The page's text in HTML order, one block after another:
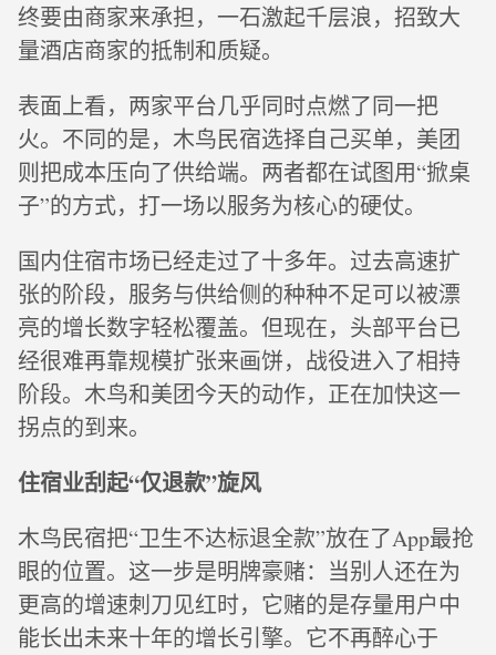
终要由商家来承担，一石激起千层浪，招致大
量酒店商家的抵制和质疑。
表面上看，两家平台几乎同时点燃了同一把
火。不同的是，木鸟民宿选择自己买单，美团
则把成本压向了供给端。两者都在试图用“掀桌
子”的方式，打一场以服务为核心的硬仗。
国内住宿市场已经走过了十多年。过去高速扩
张的阶段，服务与供给侧的种种不足可以被漂
亮的增长数字轻松覆盖。但现在，头部平台已
经很难再靠规模扩张来画饼，战役进入了相持
阶段。木鸟和美团今天的动作，正在加快这一
拐点的到来。
住宿业刮起“仅退款”旋风
木鸟民宿把“卫生不达标退全款”放在了App最抢
眼的位置。这一步是明牌豪赌：当别人还在为
更高的增速刺刀见红时，它赌的是存量用户中
能长出未来十年的增长引擎。它不再醉心于